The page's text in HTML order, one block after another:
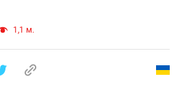
1,1 м.